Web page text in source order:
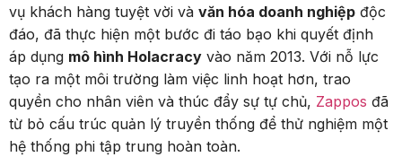
vụ khách hàng tuyệt vời và văn hóa doanh nghiệp độc
đáo, đã thực hiện một bước đi táo bạo khi quyết định
áp dụng mô hình Holacracy vào năm 2013. Với nỗ lực
tạo ra một môi trường làm việc linh hoạt hơn, trao
quyền cho nhân viên và thúc đẩy sự tự chủ, Zappos đã
từ bỏ cấu trúc quản lý truyền thống để thử nghiệm một
hệ thống phi tập trung hoàn toàn.